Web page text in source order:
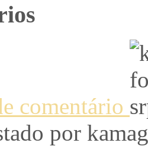
comentário
por